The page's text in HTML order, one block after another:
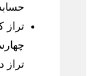
تراز
تراز